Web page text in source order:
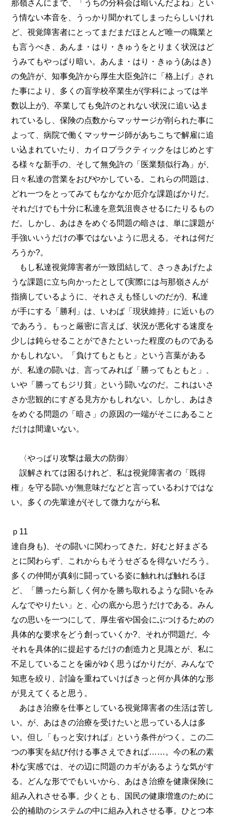
那嶺さんにまで、「うちの分科会は暗いんだよね」とい
う情ない本音を、うっかり聞かれてしまったらしいけれ
ど、視覚障害者にとってまだまだほとんど唯一の職業と
も言うべき、あんま・はり・きゅうをとりまく状況はど
うみてもやっぱり暗い。あんま・はり・きゅう(あはき)
の免許が、知事免許から厚生大臣免許に「格上げ」され
た事により、多くの盲学校卒業生が(学科によっては半
数以上が)、卒業しても免許のとれない状況に追い込ま
れているし、保険の点数からマッサージが削られた事に
よって、病院で働くマッサージ師があちこちで解雇に追
い込まれていたり、カイロプラクティックをはじめとす
る様々な新手の、そして無免許の「医業類似行為」が、
日々私達の営業をおびやかしている。これらの問題は、
どれ一つをとってみてもなかなか厄介な課題ばかりだ。
それだけでも十分に私達を意気沮喪させるにたりるもの
だ。しかし、あはきをめぐる問題の暗さは、単に課題が
手強いいうだけの事ではないように思える。それは何だ
ろうか?。
もし私達視覚障害者が一致団結して、さっきあげたよ
うな課題に立ち向かったとして(実際には与那嶺さんが
指摘しているように、それさえも怪しいのだが)、私達
が手にする「勝利」は、いわば「現状維持」に近いもの
であろう。もっと厳密に言えば、状況が悪化する速度を
少しは鈍らせることができたといった程度のものである
かもしれない。「負けてもともと」という言葉がある
が、私達の闘いは、言ってみれば「勝ってもともと」、
いや「勝ってもジリ貧」という闘いなのだ。これはいさ
さか悲観的にすぎる見方かもしれない。しかし、あはき
をめぐる問題の「暗さ」の原因の一端がそこにあること
だけは間違いない。
〈やっぱり攻撃は最大の防御〉
誤解されては困るけれど、私は視覚障害者の「既得
権」を守る闘いが無意味だなどと言っているわけではな
い。多くの先輩達が(そして微力ながら私
ｐ11
達自身も)、その闘いに関わってきた。好むと好まざる
とに関わらず、これからもそうせざるを得ないだろう。
多くの仲間が真剣に闘っている姿に触れれば触れるほ
ど、「勝ったら新しく何かを勝ち取れるような闘いをみ
んなでやりたい」と、心の底から思うだけである。みん
なの思いを一つにして、厚生省や国会にぶつけるための
具体的な要求をどう創っていくか?、それが問題だ。今
それを具体的に提起するだけの創造力と見識とが、私に
不足していることを歯がゆく思うばかりだが、みんなで
知恵を絞り、討論を重ねていけばきっと何か具体的な形
が見えてくると思う。
あはき治療を仕事としている視覚障害者の生活は苦し
い。が、あはきの治療を受けたいと思っている人は多
い。但し「もっと安ければ」という条件がつく。この二
つの事実を結び付ける事さえできれば……。今の私の素
朴な実感では、その辺に問題のカギがあるような気がす
る。どんな形ででもいいから、あはき治療を健康保険に
組み入れさせる事。少くとも、国民の健康増進のために
公的補助のシステムの中に組み入れさせる事。ひとつ本